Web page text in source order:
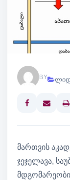
BY
მართვის
ჯეჯელავა,